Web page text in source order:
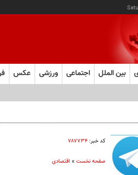
بین الملل اجتماعی ورزشی عکس
کد خبر: ۷۸۷۷۳۴
صفحه نخست» اقتصادی